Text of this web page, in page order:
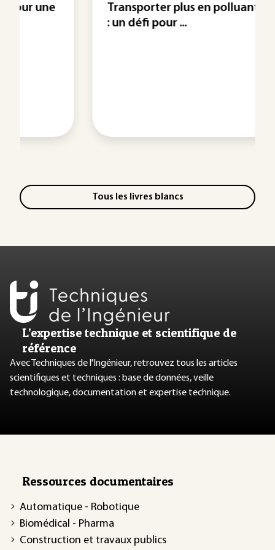
Transporter plus en polluant moins
: un défi pour ...
Tous les livres blancs
L’expertise technique et scientifique de
référence
Avec Techniques de l'Ingénieur, retrouvez tous les articles
scientifiques et techniques : base de données, veille
technologique, documentation et expertise technique.
Ressources documentaires
Automatique - Robotique
Biomédical - Pharma
Construction et travaux publics